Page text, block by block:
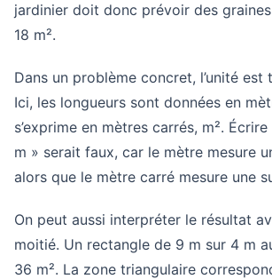
jardinier doit donc prévoir des
18 m².
Dans un problème concret, l’unité
Ici, les longueurs sont données en
s’exprime en mètres carrés, m².
m » serait faux, car le mètre mesure
alors que le mètre carré mesure une
On peut aussi interpréter le résultat
moitié. Un rectangle de 9 m sur 4 m
36 m². La zone triangulaire